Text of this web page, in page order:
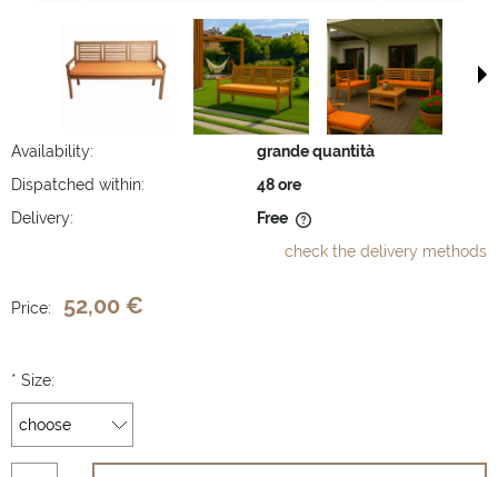
Availability:
grande quantità
Dispatched within:
48 ore
Delivery:
Free
check the delivery methods
Price: 52,00 €
* Size: